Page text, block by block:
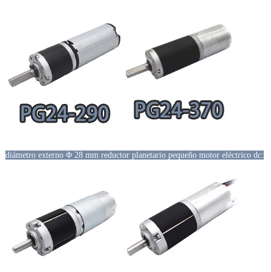
diámetro externo Φ 28 mm reductor planetario pequeño motor eléctrico dc: